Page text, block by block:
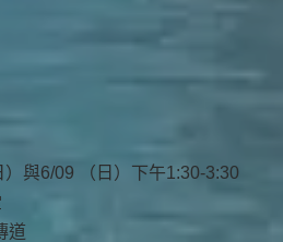
）與6/09 （日）下午1:30-3:30
道